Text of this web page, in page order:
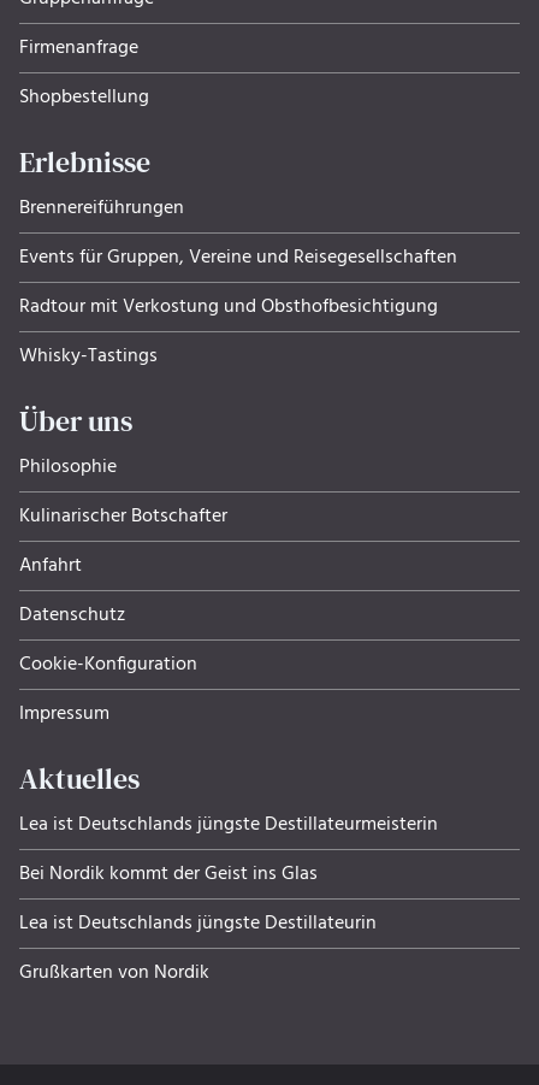
Firmenanfrage
Shopbestellung
Erlebnisse
Brennereiführungen
Events für Gruppen, Ver­eine und Rei­se­ge­sell­schaf­ten
Radtour mit Verkostung und Obsthof­be­sich­ti­gung
Whisky-Tastings
Über uns
Philosophie
Kulinarischer Botschafter
Anfahrt
Datenschutz
Cookie-Konfiguration
Impressum
Aktuelles
Lea ist Deutschlands jüngste Destillateurmeisterin
Bei Nordik kommt der Geist ins Glas
Lea ist Deutschlands jüngste Destillateurin
Grußkarten von Nordik